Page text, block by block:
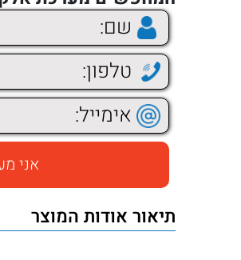
תיאור אודות המוצר